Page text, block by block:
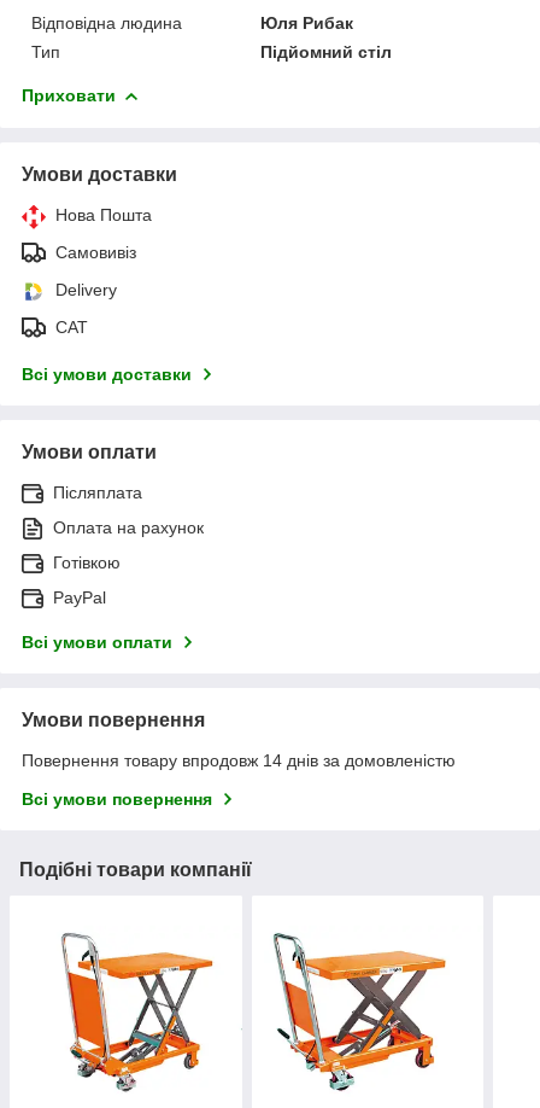
Відповідна людина
Юля Рибак
Тип
Підйомний стіл
Приховати
Умови доставки
Нова Пошта
Самовивіз
Delivery
САТ
Всі умови доставки
Умови оплати
Післяплата
Оплата на рахунок
Готівкою
PayPal
Всі умови оплати
Умови повернення
Повернення товару впродовж 14 днів за домовленістю
Всі умови повернення
Подібні товари компанії